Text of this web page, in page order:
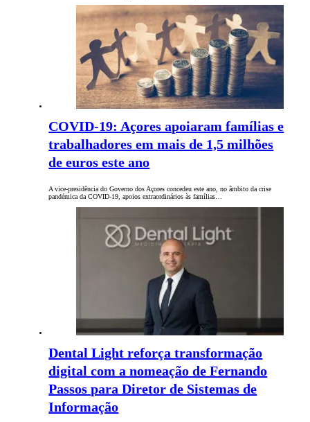
COVID-19: Açores apoiaram famílias e
trabalhadores em mais de 1,5 milhões
de euros este ano
A vice-presidência do Governo dos Açores concedeu este ano, no âmbito da crise
pandémica da COVID-19, apoios extraordinários às famílias…
Dental Light reforça transformação
digital com a nomeação de Fernando
Passos para Diretor de Sistemas de
Informação